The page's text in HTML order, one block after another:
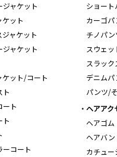
ジャケット
ケット
ジャケット
ジャケット
ケット/コート
ト
ート
ト
ーコート
ショート
カーゴパ
チノパン
スウェ
スラック
デニムパ
パンツ/
ヘアアク
ヘアゴム
ヘアバン
カチュー